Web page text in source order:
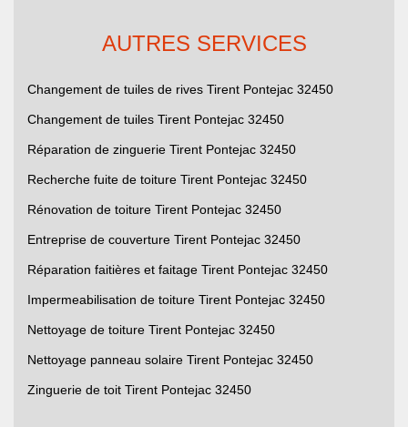
AUTRES SERVICES
Changement de tuiles de rives Tirent Pontejac 32450
Changement de tuiles Tirent Pontejac 32450
Réparation de zinguerie Tirent Pontejac 32450
Recherche fuite de toiture Tirent Pontejac 32450
Rénovation de toiture Tirent Pontejac 32450
Entreprise de couverture Tirent Pontejac 32450
Réparation faitières et faitage Tirent Pontejac 32450
Impermeabilisation de toiture Tirent Pontejac 32450
Nettoyage de toiture Tirent Pontejac 32450
Nettoyage panneau solaire Tirent Pontejac 32450
Zinguerie de toit Tirent Pontejac 32450